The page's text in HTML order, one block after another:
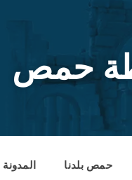
حمص
حمص بلدنا المدونة